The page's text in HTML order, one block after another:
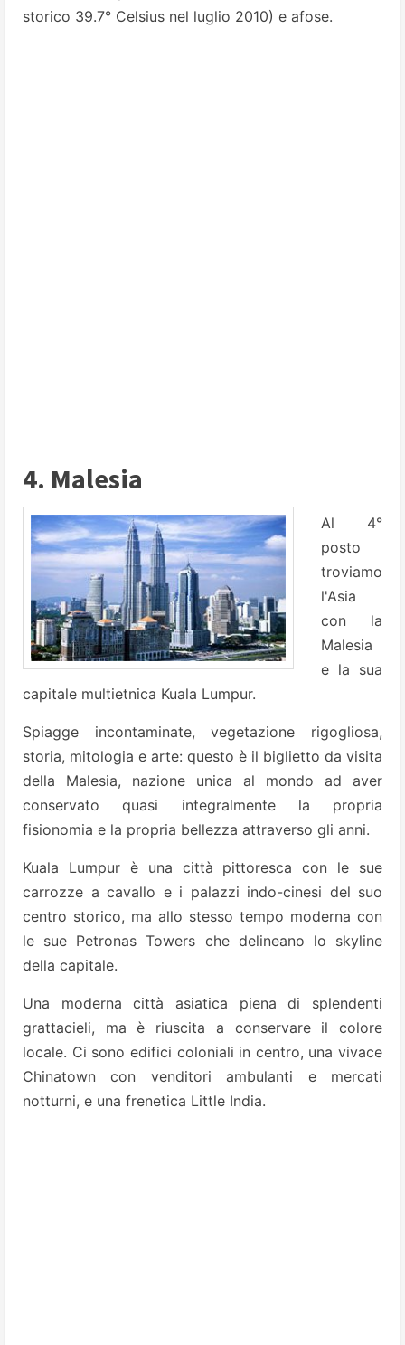
storico 39.7° Celsius nel luglio 2010) e afose.
4. Malesia
Al 4°
posto
troviamo
l'Asia
con la
Malesia
e la sua
capitale multietnica Kuala Lumpur.
Spiagge incontaminate, vegetazione rigogliosa,
storia, mitologia e arte: questo è il biglietto da visita
della Malesia, nazione unica al mondo ad aver
conservato quasi integralmente la propria
fisionomia e la propria bellezza attraverso gli anni.
Kuala Lumpur è una città pittoresca con le sue
carrozze a cavallo e i palazzi indo-cinesi del suo
centro storico, ma allo stesso tempo moderna con
le sue Petronas Towers che delineano lo skyline
della capitale.
Una moderna città asiatica piena di splendenti
grattacieli, ma è riuscita a conservare il colore
locale. Ci sono edifici coloniali in centro, una vivace
Chinatown con venditori ambulanti e mercati
notturni, e una frenetica Little India.